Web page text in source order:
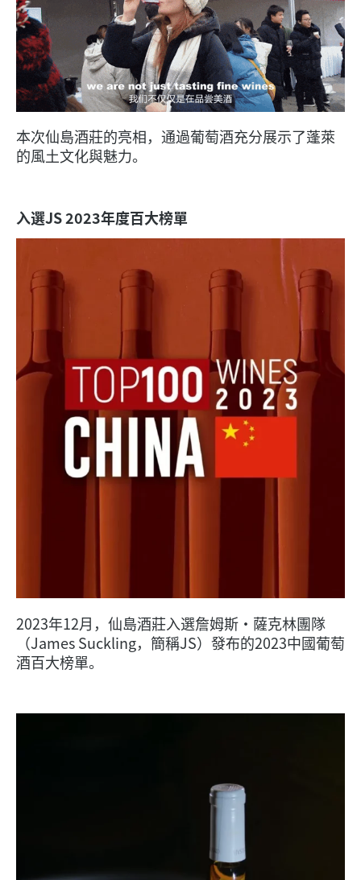
本次仙島酒莊的亮相，通過葡萄酒充分展示了蓬萊
的風土文化與魅力。
入選JS 2023年度百大榜單
2023年12月，仙島酒莊入選詹姆斯·薩克林團隊
（James Suckling，簡稱JS）發布的2023中國葡萄
酒百大榜單。